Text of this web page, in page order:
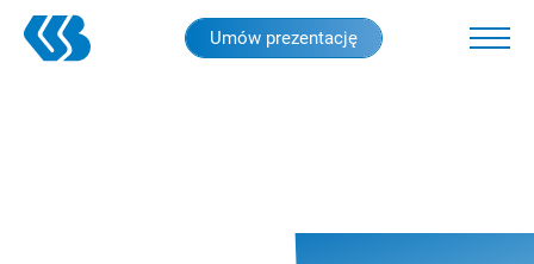
Skip
Umów prezentację